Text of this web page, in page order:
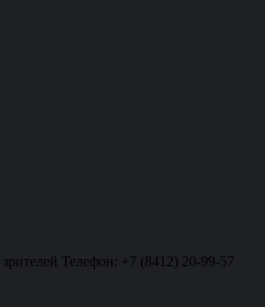
Телефон: +7 (8412) 20-99-57